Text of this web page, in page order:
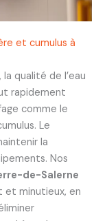
et cumulus à
, la qualité de l’eau
rapidement
comme le
Le
la
Nos
de-Salerne
et minutieux, en